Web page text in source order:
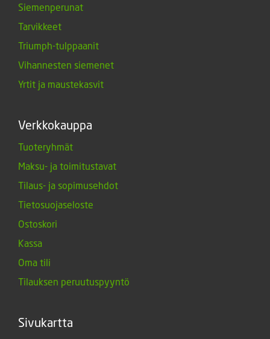
Siemenperunat
Tarvikkeet
Triumph-tulppaanit
Vihannesten siemenet
Yrtit ja maustekasvit
Verkkokauppa
Tuoteryhmät
Maksu- ja toimitustavat
Tilaus- ja sopimusehdot
Tietosuojaseloste
Ostoskori
Kassa
Oma tili
Tilauksen peruutuspyyntö
Sivukartta